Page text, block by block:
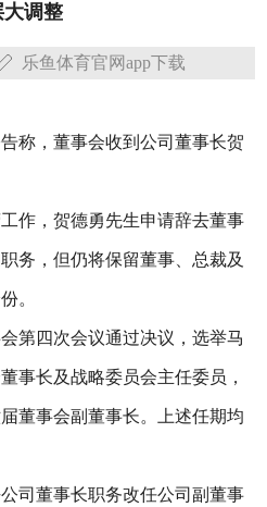
大调整
乐鱼体育官网app下载
称，董事会收到公司董事长贺
作，贺德勇先生申请辞去董事
务，但仍将保留董事、总裁及
。
第四次会议通过决议，选举马
事长及战略委员会主任委员，
董事会副董事长。上述任期均
司董事长职务改任公司副董事